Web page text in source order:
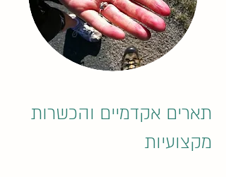
תארים אקדמיים והכשרות
מקצועיות